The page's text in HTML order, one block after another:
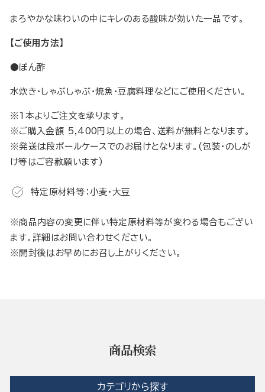
まろやかな味わいの中にキレのある酸味が効いた一品です。
【ご使用方法】
●ぽん酢
水炊き・しゃぶしゃぶ・焼魚・豆腐料理などにご使用ください。
※1本よりご注文を承ります。
※ご購入金額 5,400円以上の場合、送料が無料となります。
※発送は段ボールケースでのお届けとなります。(包装・のしが
け等はご容赦願います)
特定原材料等：小麦・大豆
※商品内容の変更に伴い特定原材料等が変わる場合もござい
ます。詳細はお問い合わせください。
※開封後はお早めにお召し上がりください。
商品検索
カテゴリから探す